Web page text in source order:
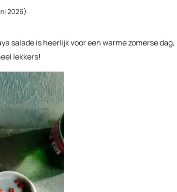
2026)
salade is heerlijk voor een warme zomerse dag,
lekkers!